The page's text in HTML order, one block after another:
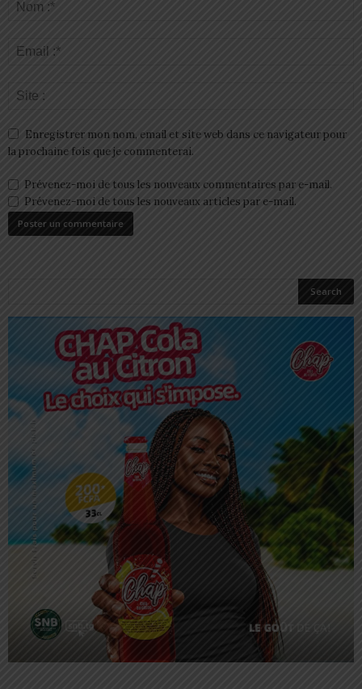
Enregistrer mon nom, email et site web dans ce navigateur pour
la prochaine fois que je commenterai.
Prévenez-moi de tous les nouveaux commentaires par e-mail.
Prévenez-moi de tous les nouveaux articles par e-mail.